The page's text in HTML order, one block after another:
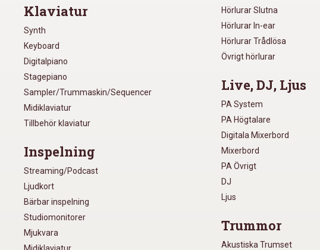
Klaviatur
Synth
Keyboard
Digitalpiano
Stagepiano
Sampler/Trummaskin/Sequencer
Midiklaviatur
Tillbehör klaviatur
Inspelning
Streaming/Podcast
Ljudkort
Bärbar inspelning
Studiomonitorer
Mjukvara
Midiklaviatur
Hörlurar Slutna
Hörlurar In-ear
Hörlurar Trådlösa
Övrigt hörlurar
Live, DJ, Ljus
PA System
PA Högtalare
Digitala Mixerbord
Mixerbord
PA Övrigt
DJ
Ljus
Trummor
Akustiska Trumset